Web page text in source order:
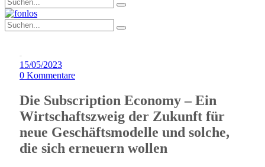
15/05/2023
0 Kommentare
Die Subscription Economy – Ein
Wirtschaftszweig der Zukunft für
neue Geschäftsmodelle und solche,
die sich erneuern wollen